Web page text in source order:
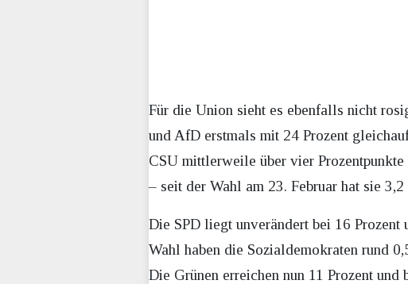
Für die Union sieht es ebenfalls nicht
und AfD erstmals mit 24 Prozent
CSU mittlerweile über vier
– seit der Wahl am 23. Februar hat sie
Die SPD liegt unverändert bei 16
Wahl haben die Sozialdemokraten rund
Die Grünen erreichen nun 11 Prozent